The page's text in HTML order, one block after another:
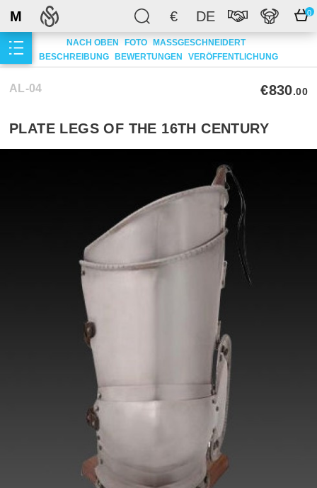
€ DE 0
M
NACH OBEN FOTO
MASSGESCHNEIDERT
BESCHREIBUNG BEWERTUNGEN VERÖFFENTLICHUNG
AL-04 €830.00
PLATE LEGS OF THE 16TH CENTURY